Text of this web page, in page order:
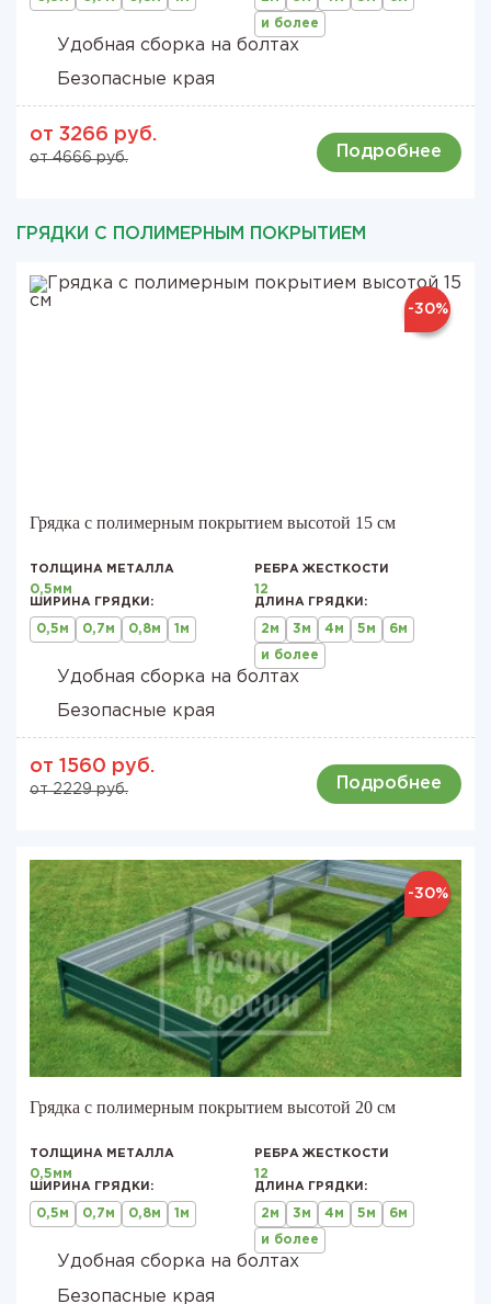
и более
Удобная сборка на болтах
Безопасные края
от 3266 руб.
от 4666 руб. Подробнее
ГРЯДКИ С ПОЛИМЕРНЫМ ПОКРЫТИЕМ
-30%
Грядка с полимерным покрытием высотой 15 см
ТОЛЩИНА МЕТАЛЛА
0,5мм
РЕБРА ЖЕСТКОСТИ
12
ШИРИНА ГРЯДКИ:
0,5м 0,7м 0,8м 1м
ДЛИНА ГРЯДКИ:
2м 3м 4м 5м 6м
и более
Удобная сборка на болтах
Безопасные края
от 1560 руб.
от 2229 руб. Подробнее
-30%
Грядка с полимерным покрытием высотой 20 см
ТОЛЩИНА МЕТАЛЛА
0,5мм
РЕБРА ЖЕСТКОСТИ
12
ШИРИНА ГРЯДКИ:
0,5м 0,7м 0,8м 1м
ДЛИНА ГРЯДКИ:
2м 3м 4м 5м 6м
и более
Удобная сборка на болтах
Безопасные края